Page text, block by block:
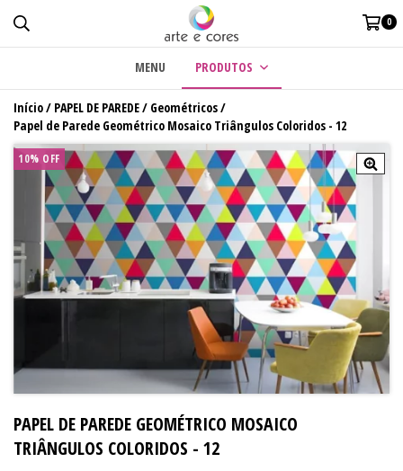
0
MENU PRODUTOS
Início/ PAPEL DE PAREDE/ Geométricos/
Papel de Parede Geométrico Mosaico Triângulos Coloridos - 12
10% OFF
PAPEL DE PAREDE GEOMÉTRICO MOSAICO
TRIÂNGULOS COLORIDOS - 12